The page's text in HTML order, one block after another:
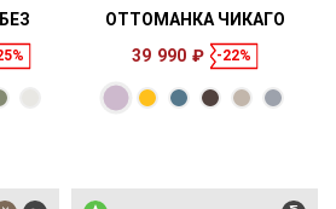
см
Размеры
ОТТОМАНКА ЧИКАГО
39 990 ₽
-22%